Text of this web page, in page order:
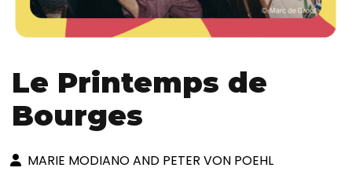
Le Printemps de
Bourges
MARIE MODIANO AND PETER VON POEHL